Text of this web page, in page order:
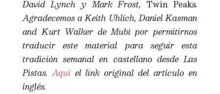
David Lynch y Mark Frost, Twin Peaks.
Agradecemos a Keith Uhlich, Daniel Kasman
and Kurt Walker de Mubi por permitirnos
traducir este material para seguir esta
tradición semanal en castellano desde Las
Pistas.Aquí el link original del artículo en
inglés.